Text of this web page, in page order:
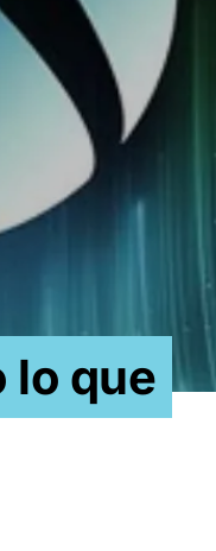
lo que